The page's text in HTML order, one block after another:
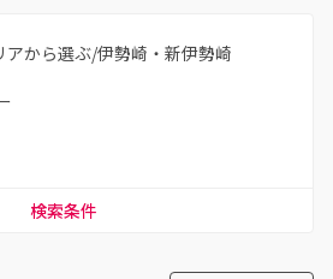
から選ぶ/伊勢崎・新伊勢崎
検索条件